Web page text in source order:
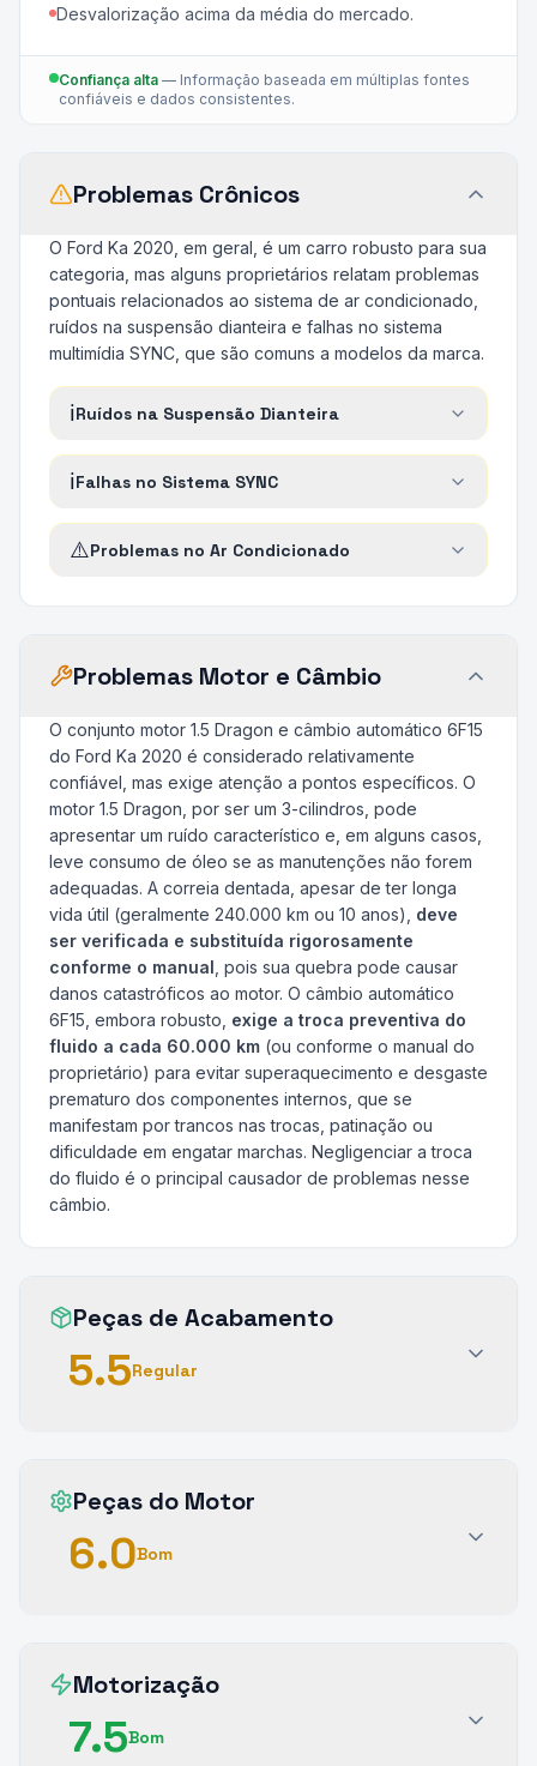
Desvalorização acima da média do mercado.
Confiança alta — Informação baseada em múltiplas fontes
confiáveis e dados consistentes.
Problemas Crônicos
O Ford Ka 2020, em geral, é um carro robusto para sua
categoria, mas alguns proprietários relatam problemas
pontuais relacionados ao sistema de ar condicionado,
ruídos na suspensão dianteira e falhas no sistema
multimídia SYNC, que são comuns a modelos da marca.
ℹ️Ruídos na Suspensão Dianteira
ℹ️Falhas no Sistema SYNC
⚠️Problemas no Ar Condicionado
Problemas Motor e Câmbio
O conjunto motor 1.5 Dragon e câmbio automático 6F15
do Ford Ka 2020 é considerado relativamente
confiável, mas exige atenção a pontos específicos. O
motor 1.5 Dragon, por ser um 3-cilindros, pode
apresentar um ruído característico e, em alguns casos,
leve consumo de óleo se as manutenções não forem
adequadas. A correia dentada, apesar de ter longa
vida útil (geralmente 240.000 km ou 10 anos), deve
ser verificada e substituída rigorosamente
conforme o manual , pois sua quebra pode causar
danos catastróficos ao motor. O câmbio automático
6F15, embora robusto, exige a troca preventiva do
fluido a cada 60.000 km (ou conforme o manual do
proprietário) para evitar superaquecimento e desgaste
prematuro dos componentes internos, que se
manifestam por trancos nas trocas, patinação ou
dificuldade em engatar marchas. Negligenciar a troca
do fluido é o principal causador de problemas nesse
câmbio.
Peças de Acabamento
5.5Regular
Peças do Motor
6.0Bom
Motorização
7.5Bom